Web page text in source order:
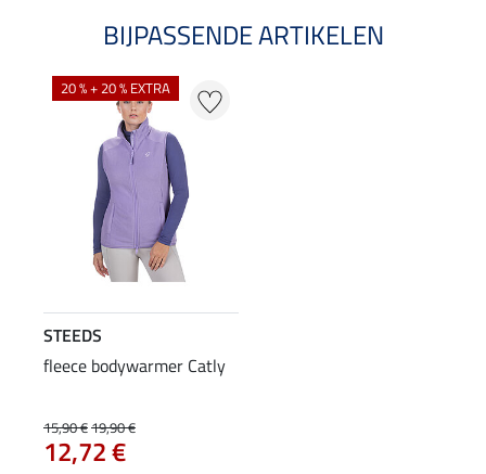
BIJPASSENDE ARTIKELEN
20 % + 20 % EXTRA
STEEDS
fleece bodywarmer Catly
15,90 €19,90 €
12,72 €